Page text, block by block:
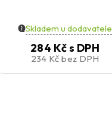
Skladem u dodavatele
284 Kčs DPH
234 Kčbez DPH